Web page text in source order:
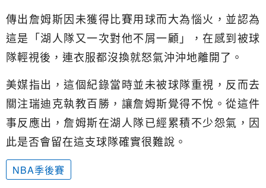
傳出詹姆斯因未獲得比賽用球而大為惱火，並認為
這是「湖人隊又一次對他不屑一顧」，在感到被球
隊輕視後，連衣服都沒換就怒氣沖沖地離開了。
美媒指出，這個紀錄當時並未被球隊重視，反而去
關注瑞迪克執教百勝，讓詹姆斯覺得不悅。從這件
事反應出，詹姆斯在湖人隊已經累積不少怨氣，因
此是否會留在這支球隊確實很難說。
NBA季後賽